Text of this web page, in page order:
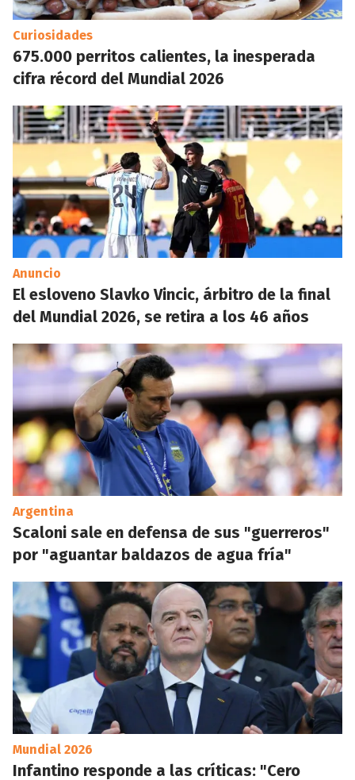
Curiosidades
675.000 perritos calientes, la inesperada
cifra récord del Mundial 2026
Anuncio
El esloveno Slavko Vincic, árbitro de la final
del Mundial 2026, se retira a los 46 años
Argentina
Scaloni sale en defensa de sus "guerreros"
por "aguantar baldazos de agua fría"
Mundial 2026
Infantino responde a las críticas: "Cero